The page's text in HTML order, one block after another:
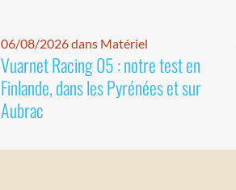
06/08/2026 dans Matériel
Vuarnet Racing 05 : notre test en
Finlande, dans les Pyrénées et sur
Aubrac